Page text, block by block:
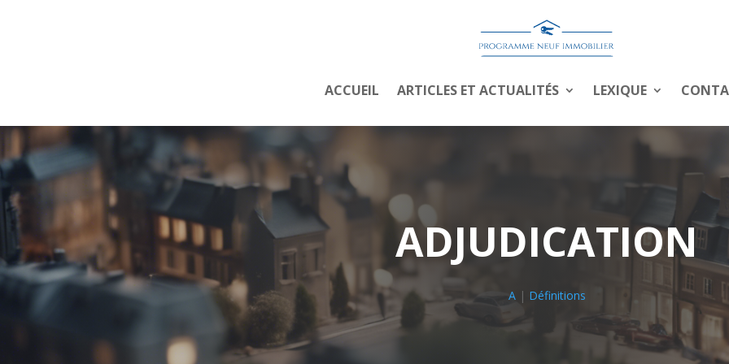
ACCUEIL ARTICLES ET ACTUALITÉS LEXIQUE
ADJUDICATION
A| Définitions